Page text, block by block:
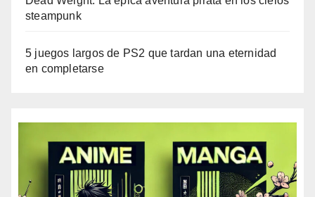
steampunk
5 juegos largos de PS2 que tardan una eternidad
en completarse